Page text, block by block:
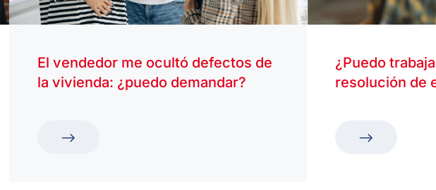
El vendedor me ocultó defectos de
la vivienda: ¿puedo demandar?
¿Puedo
resolución de